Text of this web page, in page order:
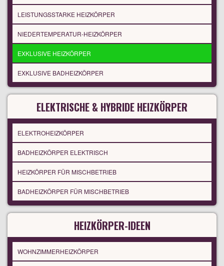
LEISTUNGSSTARKE HEIZKÖRPER
NIEDERTEMPERATUR-HEIZKÖRPER
EXKLUSIVE HEIZKÖRPER
EXKLUSIVE BADHEIZKÖRPER
ELEKTRISCHE & HYBRIDE HEIZKÖRPER
ELEKTROHEIZKÖRPER
BADHEIZKÖRPER ELEKTRISCH
HEIZKÖRPER FÜR MISCHBETRIEB
BADHEIZKÖRPER FÜR MISCHBETRIEB
HEIZKÖRPER-IDEEN
WOHNZIMMERHEIZKÖRPER